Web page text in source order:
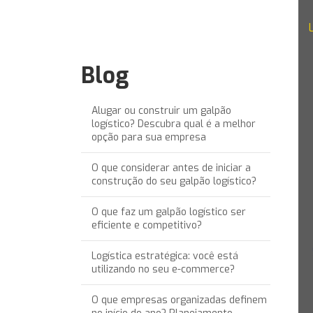
Blog
Alugar ou construir um galpão
logístico? Descubra qual é a melhor
opção para sua empresa
O que considerar antes de iniciar a
construção do seu galpão logístico?
O que faz um galpão logístico ser
eficiente e competitivo?
Logística estratégica: você está
utilizando no seu e-commerce?
O que empresas organizadas definem